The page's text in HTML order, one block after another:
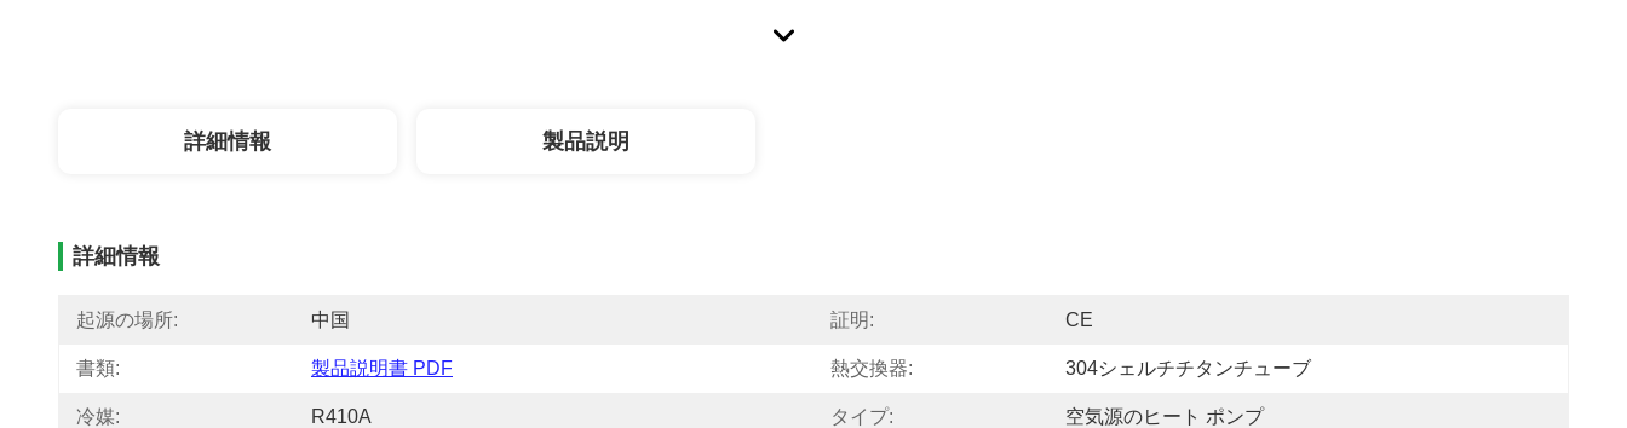
詳細情報 製品説明
詳細情報
起源の場所: 中国 証明: CE
書類: 製品説明書 PDF 熱交換器: 304シェルチチタンチューブ
冷媒: R410A タイプ: 空気源のヒート ポンプ